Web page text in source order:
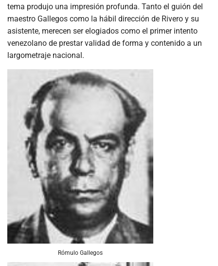
tema produjo una impresión profunda. Tanto el guión del
maestro Gallegos como la hábil dirección de Rivero y su
asistente, merecen ser elogiados como el primer intento
venezolano de prestar validad de forma y contenido a un
largometraje nacional.
Rómulo Gallegos